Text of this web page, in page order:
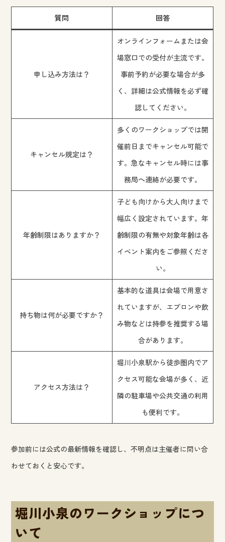
質問 回答
申し込み方法は？
オンラインフォームまたは会
場窓口での受付が主流です。
事前予約が必要な場合が多
く、詳細は公式情報を必ず確
認してください。
キャンセル規定は？
多くのワークショップでは開
催前日までキャンセル可能で
す。急なキャンセル時には事
務局へ連絡が必要です。
年齢制限はありますか？
子ども向けから大人向けまで
幅広く設定されています。年
齢制限の有無や対象年齢は各
イベント案内をご参照くださ
い。
持ち物は何が必要ですか？
基本的な道具は会場で用意さ
れていますが、エプロンや飲
み物などは持参を推奨する場
合があります。
アクセス方法は？
堀川小泉駅から徒歩圏内でア
クセス可能な会場が多く、近
隣の駐車場や公共交通の利用
も便利です。
参加前には公式の最新情報を確認し、不明点は主催者に問い合
わせておくと安心です。
堀川小泉のワークショップにつ
いて